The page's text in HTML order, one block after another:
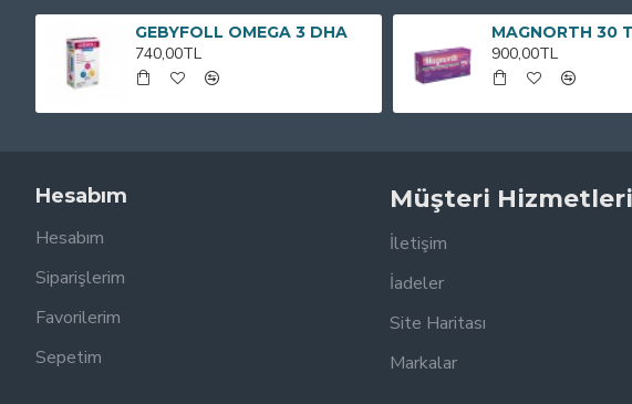
GEBYFOLL OMEGA 3 DHA
740,00TL
MAGNORTH 30
900,00TL
Hesabım
Hesabım
Siparişlerim
Favorilerim
Sepetim
Müşteri Hizmetleri
İletişim
İadeler
Site Haritası
Markalar